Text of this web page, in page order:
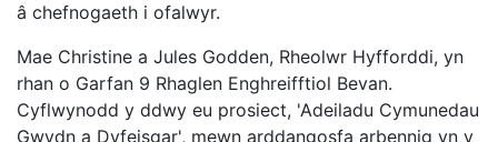
â chefnogaeth i ofalwyr.
Mae Christine a Jules Godden, Rheolwr Hyfforddi, yn
rhan o Garfan 9 Rhaglen Enghreifftiol Bevan.
Cyflwynodd y ddwy eu prosiect, 'Adeiladu Cymunedau
Gwydn a Dyfeisgar', mewn arddangosfa arbennig yn y